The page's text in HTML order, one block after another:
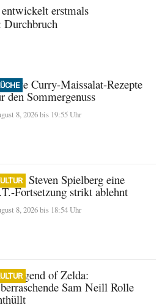
erstmals
Curry-Maissalat-Rezepte
den Sommergenuss
8, 2026 bis 19:55 Uhr
Steven Spielberg eine
Fortsetzung strikt ablehnt
8, 2026 bis 18:54 Uhr
Legend of Zelda:
Sam Neill Rolle